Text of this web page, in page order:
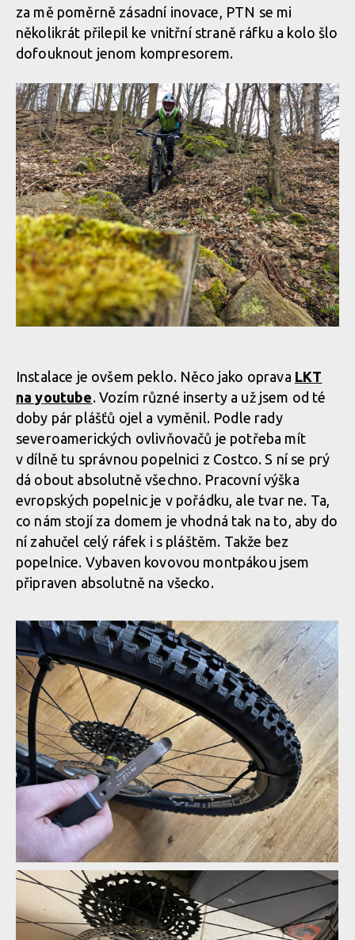
Fusion Modular Tubeless Insert Tubeless Tannus
Fusion Modular Tubeless Insert Tubeless Tannus
Fusion Modular Tubeless Insert Tubeless Tannus
Fusion Modular Tubeless Insert Tubeless Tannus
za mě poměrně zásadní inovace, PTN se mi
několikrát přilepil ke vnitřní straně ráfku a kolo šlo
dofouknout jenom kompresorem.
Instalace je ovšem peklo. Něco jako oprava LKT
na youtube. Vozím různé inserty a už jsem od té
doby pár plášťů ojel a vyměnil. Podle rady
severoamerických ovlivňovačů je potřeba mít
v dílně tu správnou popelnici z Costco. S ní se prý
dá obout absolutně všechno. Pracovní výška
evropských popelnic je v pořádku, ale tvar ne. Ta,
co nám stojí za domem je vhodná tak na to, aby do
ní zahučel celý ráfek i s pláštěm. Takže bez
popelnice. Vybaven kovovou montpákou jsem
připraven absolutně na všecko.
dt IMG 15
dt IMG 15